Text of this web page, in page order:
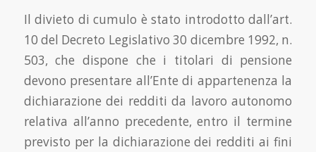
Il divieto di cumulo è stato introdotto dall’art.
10 del Decreto Legislativo 30 dicembre 1992, n.
503, che dispone che i titolari di pensione
devono presentare all’Ente di appartenenza la
dichiarazione dei redditi da lavoro autonomo
relativa all’anno precedente, entro il termine
previsto per la dichiarazione dei redditi ai fini